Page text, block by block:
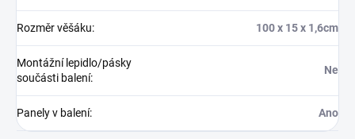
Rozměr věšáku: 100 x 15 x 1,6cm
Montážní lepidlo/pásky
součásti balení:
Ne
Panely v balení: Ano